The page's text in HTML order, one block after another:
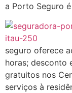
a Porto Seguro
seguro oferece
horas; desconto
gratuitos nos
serviços à